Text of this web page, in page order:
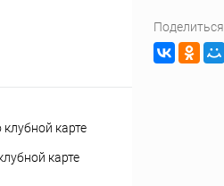
карте
Поделиться